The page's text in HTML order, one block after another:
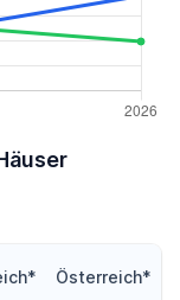
Österreich*